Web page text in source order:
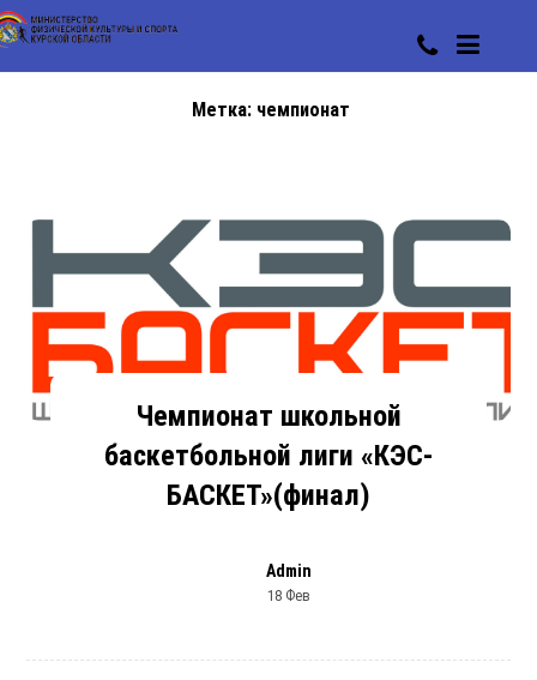
Метка: чемпионат
Чемпионат школьной
баскетбольной лиги «КЭС-
БАСКЕТ»(финал)
Admin
18 Фев